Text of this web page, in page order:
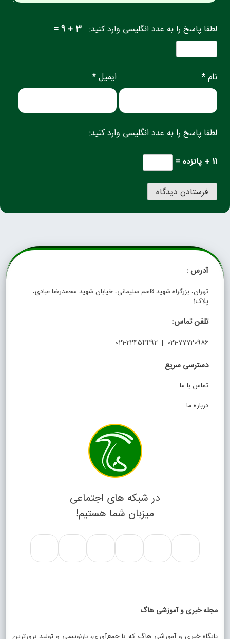
لطفا پاسخ را به عدد انگلیسی وارد کنید: 3 + 9 =
نام * ایمیل *
لطفا پاسخ را به عدد انگلیسی وارد کنید:
11 + پانزده =
آدرس :
تهران، بزرگراه شهید قاسم سلیمانی، خیابان شهید محمدرضا عبادی،
پلاک1
تلفن تماس:
021-77720986 | 021-22454492
دسترسی سریع
تماس با ما
درباره ما
در شبکه های اجتماعی
میزبان شما هستیم!
مجله خبری و آموزشی هاگ